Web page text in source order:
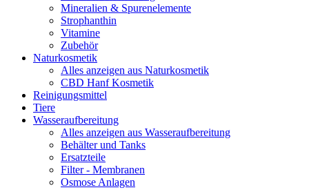
Mineralien & Spurenelemente
Strophanthin
Vitamine
Zubehör
Naturkosmetik
Alles anzeigen aus Naturkosmetik
CBD Hanf Kosmetik
Reinigungsmittel
Tiere
Wasseraufbereitung
Alles anzeigen aus Wasseraufbereitung
Behälter und Tanks
Ersatzteile
Filter - Membranen
Osmose Anlagen